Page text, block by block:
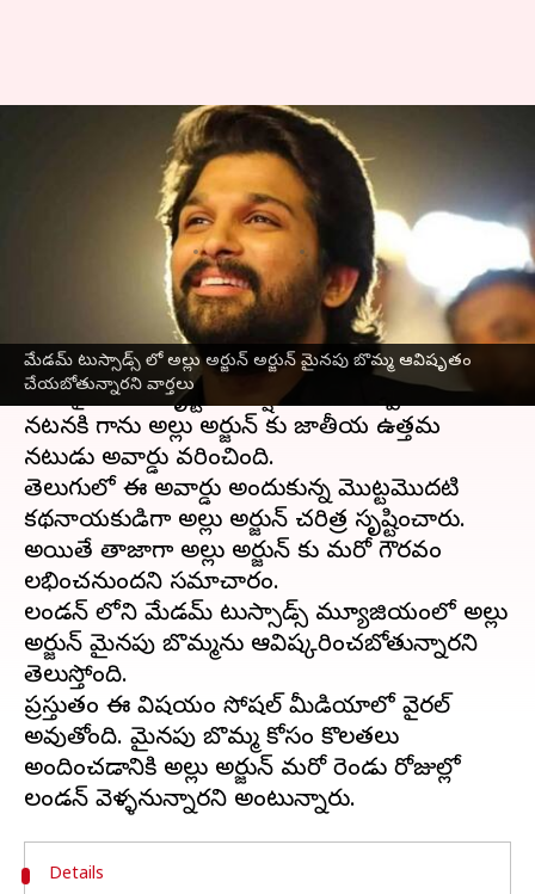
మేడమ్ టుస్సాడ్స్ లో అల్లు అర్జున్ అర్జున్ మైనపు బొమ్మ ఆవిషృతం
చేయబోతున్నారని వార్తలు
అల్లు అర్జున్ ఖాతాలో మరో గౌరవం:
లండన్ కు పయనమవుతున్న ఐకాన్
Sriram Pranateja Sep 19, 2023 02:51 pm
ఐకాన్ స్టార్అల్లు అర్జున్జాతీయ ఉత్తమ నటుడిగా
ఎంపికై అందరి దృష్టిని ఆకర్షించారు. పుష్ప సినిమాలో
నటనకి గాను అల్లు అర్జున్ కు జాతీయ ఉత్తమ
నటుడు అవార్డు వరించింది.
తెలుగులో ఈ అవార్డు అందుకున్న మొట్టమొదటి
కథనాయకుడిగా అల్లు అర్జున్ చరిత్ర సృష్టించారు.
అయితే తాజాగా అల్లు అర్జున్ కు మరో గౌరవం
లభించనుందని సమాచారం.
లండన్ లోని మేడమ్ టుస్సాడ్స్ మ్యూజియంలో అల్లు
అర్జున్ మైనపు బొమ్మను ఆవిష్కరించబోతున్నారని
తెలుస్తోంది.
ప్రస్తుతం ఈ విషయం సోషల్ మీడియాలో వైరల్
అవుతోంది. మైనపు బొమ్మ కోసం కొలతలు
అందించడానికి అల్లు అర్జున్ మరో రెండు రోజుల్లో
Details